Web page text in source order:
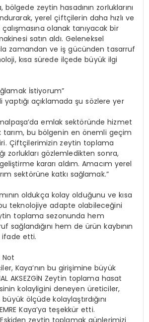
bölgede zeytin hasadının zorluklarını
yerel çiftçilerin daha hızlı ve
olanak tanıyacak bir
satın aldı. Geleneksel
zamandan ve iş gücünden tasarruf
kısa sürede ilçede büyük ilgi
İstiyorum”
yaptığı açıklamada şu sözlere yer
emlak sektöründe hizmet
tarım, bu bölgenin en önemli geçim
Çiftçilerimizin zeytin toplama
zorlukları gözlemledikten sonra,
kararı aldım. Amacım yerel
sektörüne katkı sağlamak.”
oldukça kolay olduğunu ve kısa
teknolojiye adapte olabileceğini
toplama sezonunda hem
sağlandığını hem de ürün kaybının
ifade etti.
Kaya’nın bu girişimine büyük
AKSEZGİN Zeytin toplama hasat
kolayligini deneyen üreticiler,
ölçüde kolaylaştırdığını
Kaya’ya teşekkür etti.
zeytin toplamak günlerimizi